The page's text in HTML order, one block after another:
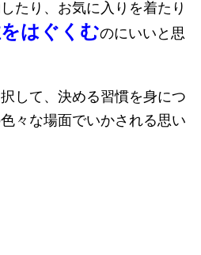
たり、お気に入りを着たり
はぐくむのにいいと思
して、決める習慣を身につ
々な場面でいかされる思い